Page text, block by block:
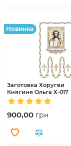
Hовинка
Заготовка Хоругви
Княгиня Ольга Х-017
900,00 грн